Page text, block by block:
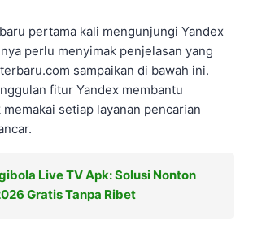
pertama kali mengunjungi Yandex
perlu menyimak penjelasan yang
sampaikan di bawah ini.
fitur Yandex membantu
setiap layanan pencarian
Live TV Apk: Solusi Nonton
Gratis Tanpa Ribet